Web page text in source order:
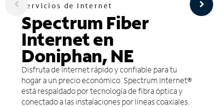
Servicios de Internet
Spectrum Fiber
Internet en
Doniphan, NE
Disfruta de Internet rápido y confiable para tu
hogar a un precio económico. Spectrum Internet®
está respaldado por tecnología de fibra óptica y
conectado a las instalaciones por líneas coaxiales.